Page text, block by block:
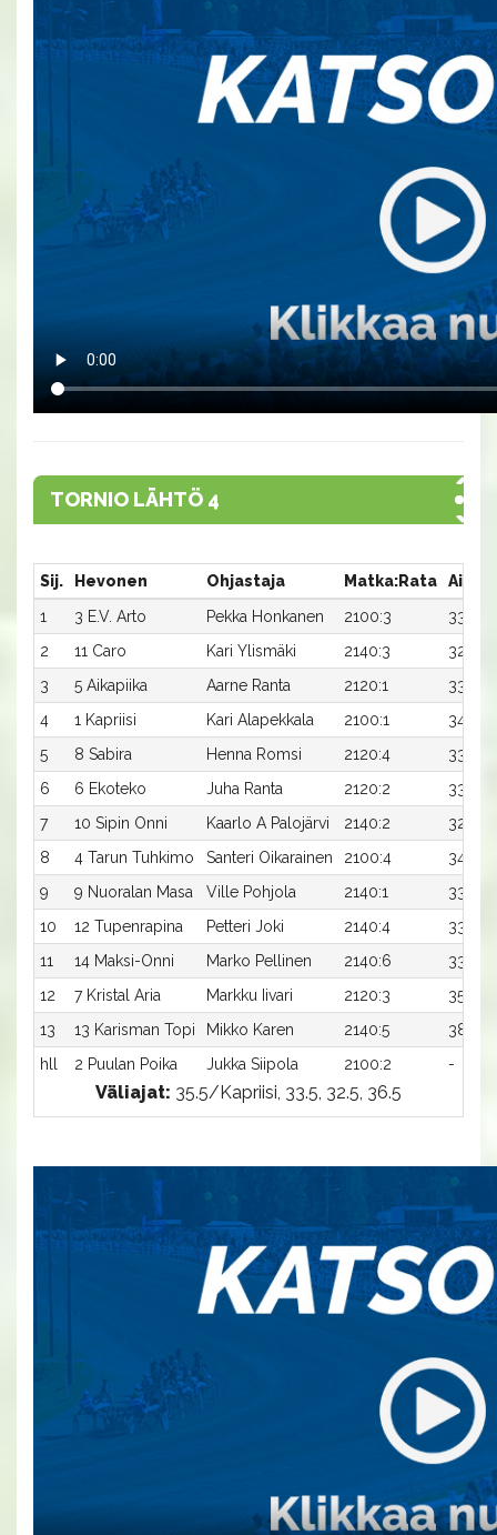
TORNIO LÄHTÖ 4
Sij. Hevonen Ohjastaja Matka:Rata
Aika
1
3 E.V. Arto Pekka Honkanen 2100:3
33,7
2
11 Caro Kari Ylismäki 2140:3
32,5
3
5 Aikapiika Aarne Ranta 2120:1
33,4x
4
1 Kapriisi Kari Alapekkala 2100:1
34,3
5
8 Sabira Henna Romsi 2120:4
33,5
6
6 Ekoteko Juha Ranta 2120:2
33,7
7
10 Sipin Onni Kaarlo A Palojärvi 2140:2
32,9x
8
4 Tarun Tuhkimo Santeri Oikarainen 2100:4
34,9x
9
9 Nuoralan Masa Ville Pohjola 2140:1
33,3
10
12 Tupenrapina Petteri Joki 2140:4
33,3x
11
14 Maksi-Onni Marko Pellinen 2140:6
33,9x
12
7 Kristal Aria Markku Iivari 2120:3
35,5x
13
13 Karisman Topi Mikko Karen 2140:5
38,1x
hll
2 Puulan Poika Jukka Siipola 2100:2 -
Väliajat: 35.5/Kapriisi, 33.5, 32.5, 36.5